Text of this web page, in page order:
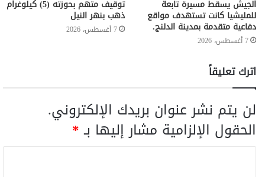
الجيش يسقط مسيرة تابعة
للمليشيا كانت تستهدف مواقع
دفاعية متقدمة بمدينة الدلنج.
7 أغسطس، 2026
توقيف متهم بحوزته (5) كيلوغرام
ذهب بنهر النيل
7 أغسطس، 2026
اترك تعليقاً
لن يتم نشر عنوان بريدك الإلكتروني.
الحقول الإلزامية مشار إليها بـ*